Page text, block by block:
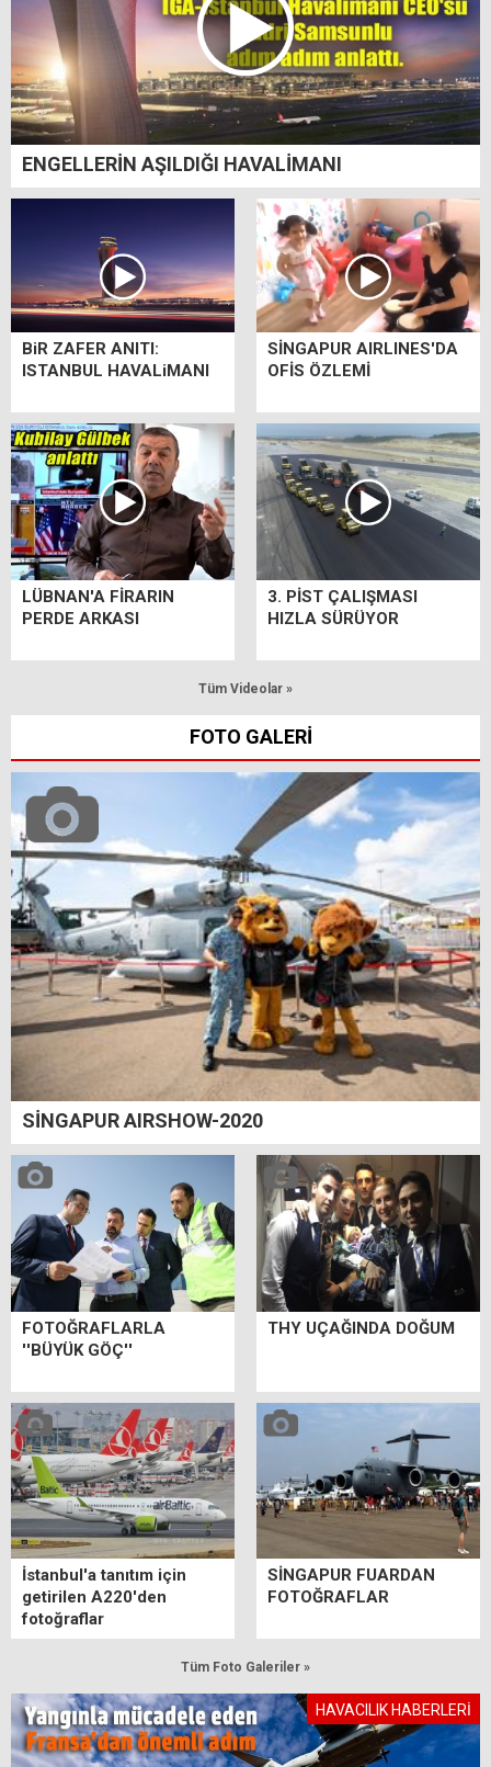
ENGELLERİN AŞILDIĞI HAVALİMANI
BiR ZAFER ANITI:
ISTANBUL HAVALiMANI
SİNGAPUR AIRLINES'DA
OFİS ÖZLEMİ
LÜBNAN'A FİRARIN
PERDE ARKASI
3. PİST ÇALIŞMASI
HIZLA SÜRÜYOR
Tüm Videolar »
FOTO GALERİ
SİNGAPUR AIRSHOW-2020
FOTOĞRAFLARLA
''BÜYÜK GÖÇ''
THY UÇAĞINDA DOĞUM
İstanbul'a tanıtım için
getirilen A220'den
fotoğraflar
SİNGAPUR FUARDAN
FOTOĞRAFLAR
Tüm Foto Galeriler »
HAVACILIK HABERLERİ